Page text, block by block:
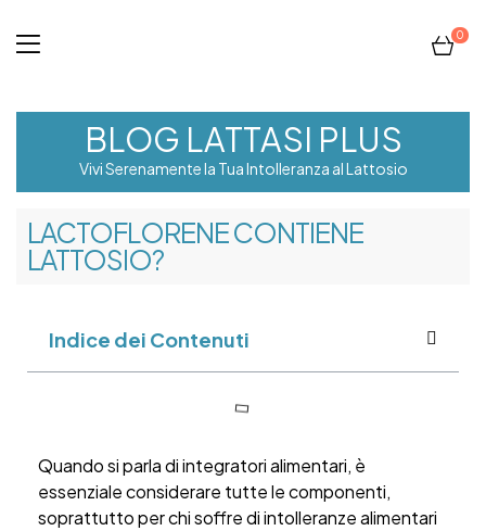
0
BLOG LATTASI PLUS
Vivi Serenamente la Tua Intolleranza al Lattosio
LACTOFLORENE CONTIENE
LATTOSIO?
Indice dei Contenuti
Quando si parla di integratori alimentari, è
essenziale considerare tutte le componenti,
soprattutto per chi soffre di intolleranze alimentari